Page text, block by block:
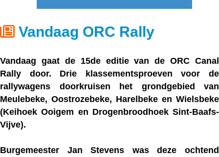
Vandaag ORC Rally
Vandaag gaat de 15de editie van de ORC Canal
Rally door. Drie klassementsproeven voor de
rallywagens doorkruisen het grondgebied van
Meulebeke, Oostrozebeke, Harelbeke en Wielsbeke
(Keihoek Ooigem en Drogenbroodhoek Sint-Baafs-
Vijve).
Burgemeester Jan Stevens was deze ochtend